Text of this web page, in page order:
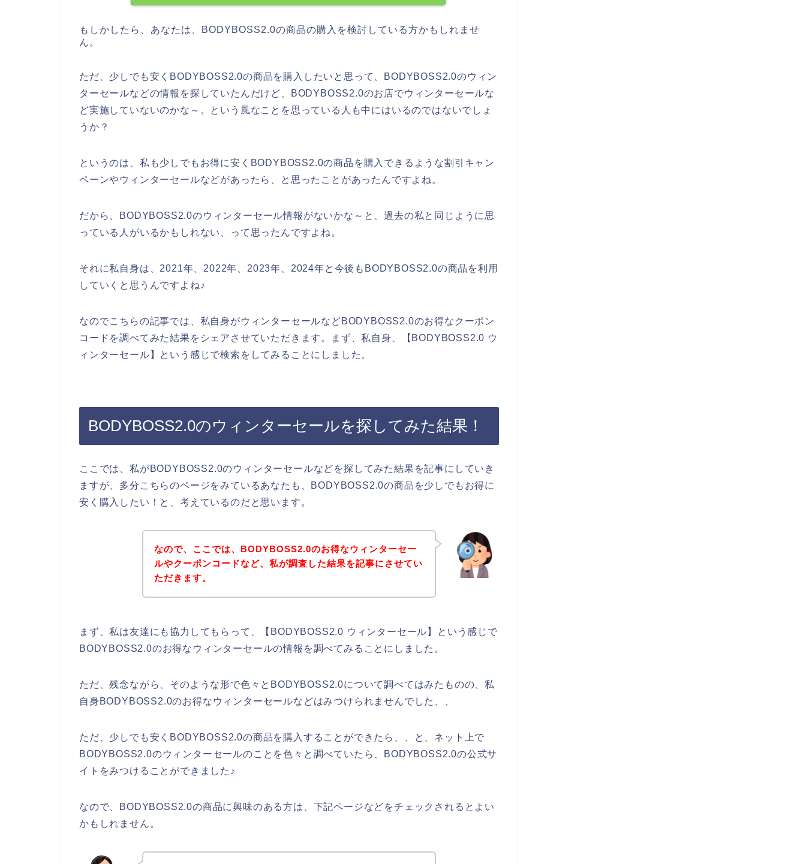
もしかしたら、あなたは、BODYBOSS2.0の商品の購入を検討している方かもしれませ
ん。
ただ、少しでも安くBODYBOSS2.0の商品を購入したいと思って、BODYBOSS2.0のウィン
ターセールなどの情報を探していたんだけど、BODYBOSS2.0のお店でウィンターセールな
ど実施していないのかな～。という風なことを思っている人も中にはいるのではないでしょ
うか？
というのは、私も少しでもお得に安くBODYBOSS2.0の商品を購入できるような割引キャン
ペーンやウィンターセールなどがあったら、と思ったことがあったんですよね。
だから、BODYBOSS2.0のウィンターセール情報がないかな～と、過去の私と同じように思
っている人がいるかもしれない、って思ったんですよね。
それに私自身は、2021年、2022年、2023年、2024年と今後もBODYBOSS2.0の商品を利用
していくと思うんですよね♪
なのでこちらの記事では、私自身がウィンターセールなどBODYBOSS2.0のお得なクーポン
コードを調べてみた結果をシェアさせていただきます。まず、私自身、【BODYBOSS2.0 ウ
ィンターセール】という感じで検索をしてみることにしました。
BODYBOSS2.0のウィンターセールを探してみた結果！
ここでは、私がBODYBOSS2.0のウィンターセールなどを探してみた結果を記事にしていき
ますが、多分こちらのページをみているあなたも、BODYBOSS2.0の商品を少しでもお得に
安く購入したい！と、考えているのだと思います。
なので、ここでは、BODYBOSS2.0のお得なウィンターセー
ルやクーポンコードなど、私が調査した結果を記事にさせてい
ただきます。
まず、私は友達にも協力してもらって、【BODYBOSS2.0 ウィンターセール】という感じで
BODYBOSS2.0のお得なウィンターセールの情報を調べてみることにしました。
ただ、残念ながら、そのような形で色々とBODYBOSS2.0について調べてはみたものの、私
自身BODYBOSS2.0のお得なウィンターセールなどはみつけられませんでした、、
ただ、少しでも安くBODYBOSS2.0の商品を購入することができたら、、と、ネット上で
BODYBOSS2.0のウィンターセールのことを色々と調べていたら、BODYBOSS2.0の公式サ
イトをみつけることができました♪
なので、BODYBOSS2.0の商品に興味のある方は、下記ページなどをチェックされるとよい
かもしれません。